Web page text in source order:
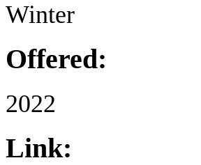
Winter
Offered:
2022
Link: